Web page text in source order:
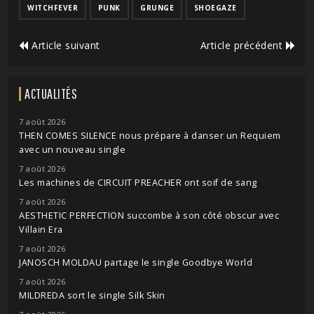
WITCHFEVER PUNK GRUNGE SHOEGAZE
Article suivant Article précédent
ACTUALITÉS
7 août 2026
THEN COMES SILENCE nous prépare à danser un Requiem
avec un nouveau single
7 août 2026
Les machines de CIRCUIT PREACHER ont soif de sang
7 août 2026
AESTHETIC PERFECTION succombe à son côté obscur avec
Villain Era
7 août 2026
JANOSCH MOLDAU partage le single Goodbye World
7 août 2026
MILDREDA sort le single Silk Skin